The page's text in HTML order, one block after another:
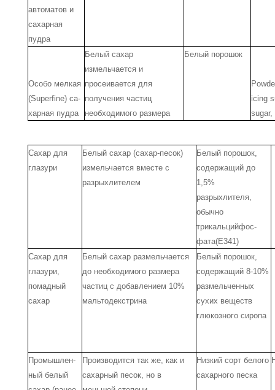
автоматов и
са­харная
пудра
Особо мелкая
(Superfine) са­
харная пудра
Белый сахар
измельчается и
просеивает­ся для
получения частиц
необходимого размера
Белый порошок
icing
sugar,
Сахар для
гла­зури
Белый сахар (сахар-песок)
измельчается вместе с
разрыхлителем
Белый порошок,
со­держащий до
1,5%
разрыхлителя,
обыч­но
трикальцийфос-
фата(Е341)
Сахар для
гла­зури,
помад­ный
сахар
Белый сахар размельчается
до необходи­мого размера
частиц с добавлением 10%
мальтодекстрина
Белый порошок,
со­держащий 8-10%
размельченных
сухих веществ
глюкозного сиропа
Промышлен­
ный белый
Производится так же, как и
сахарный пе­сок, но в
Низкий сорт белого
сахарного песка